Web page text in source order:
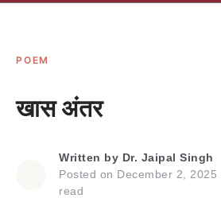
POEM
खास अंतर
Written by Dr. Jaipal Singh
Posted on December 2, 2025
read